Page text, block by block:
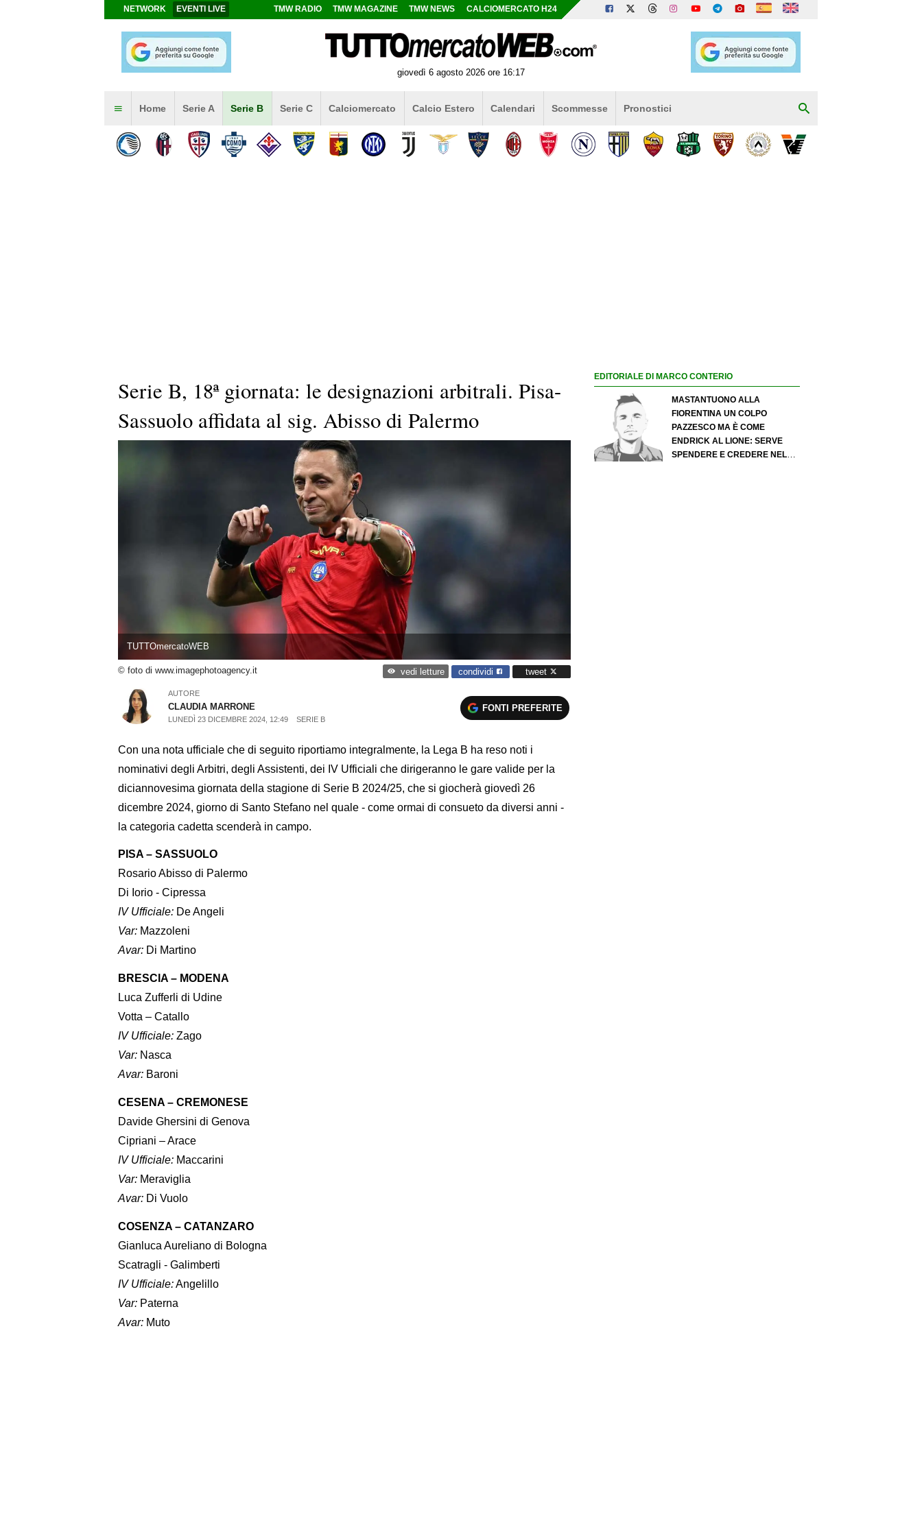
NETWORK EVENTI LIVE TMW RADIO TMW MAGAZINE TMW NEWS CALCIOMERCATO H24
giovedì 6 agosto 2026 ore 16:17
Home Serie A Serie B Serie C Calciomercato Calcio Estero Calendari Scommesse Pronostici
Serie B, 18ª giornata: le designazioni arbitrali. Pisa-
Sassuolo affidata al sig. Abisso di Palermo
TUTTOmercatoWEB
© foto di www.imagephotoagency.it vedi letture condividi tweet
AUTORE
CLAUDIA MARRONE
LUNEDÌ 23 DICEMBRE 2024, 12:49 SERIE B
FONTI PREFERITE
Con una nota ufficiale che di seguito riportiamo integralmente, la Lega B ha reso noti i
nominativi degli Arbitri, degli Assistenti, dei IV Ufficiali che dirigeranno le gare valide per la
diciannovesima giornata della stagione di Serie B 2024/25, che si giocherà giovedì 26
dicembre 2024, giorno di Santo Stefano nel quale - come ormai di consueto da diversi anni -
la categoria cadetta scenderà in campo.
PISA – SASSUOLO
Rosario Abisso di Palermo
Di Iorio - Cipressa
IV Ufficiale: De Angeli
Var: Mazzoleni
Avar: Di Martino
BRESCIA – MODENA
Luca Zufferli di Udine
Votta – Catallo
IV Ufficiale: Zago
Var: Nasca
Avar: Baroni
CESENA – CREMONESE
Davide Ghersini di Genova
Cipriani – Arace
IV Ufficiale: Maccarini
Var: Meraviglia
Avar: Di Vuolo
COSENZA – CATANZARO
Gianluca Aureliano di Bologna
Scatragli - Galimberti
IV Ufficiale:Angelillo
Var: Paterna
Avar: Muto
EDITORIALE DI MARCO CONTERIO
MASTANTUONO ALLA
FIORENTINA UN COLPO
PAZZESCO MA È COME
ENDRICK AL LIONE: SERVE
SPENDERE E CREDERE NELLO